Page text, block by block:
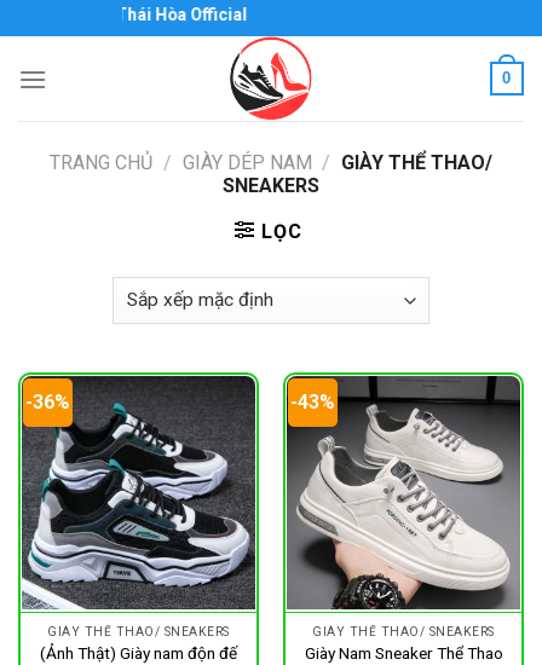
to
content
Biên Hòa - Thái Hòa Official
0
TRANG CHỦ / GIÀY DÉP NAM / GIÀY THỂ THAO/
SNEAKERS
LỌC
-36%
GIÀY THỂ THAO/ SNEAKERS
(Ảnh Thật) Giày nam độn đế
-43%
GIÀY THỂ THAO/ SNEAKERS
Giày Nam Sneaker Thể Thao